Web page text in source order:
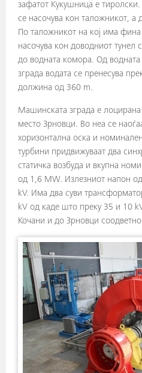
зафатот Кукушница е
се насочува кон таложникот, а
По таложникот на кој има
насочува кон доводниот
до водната комора. Од
зграда водата се пренесува
должина од 360 m.
Машинската зграда е лоцирана
место Зрновци. Во неа се
хоризонтална оска и
турбини придвижуваат два
статичка возбуда и вкупна
од 1,6 MW. Излезниот напон
kV. Има два суви
kV од каде што преку 35 и 10
Кочани и до Зрновци